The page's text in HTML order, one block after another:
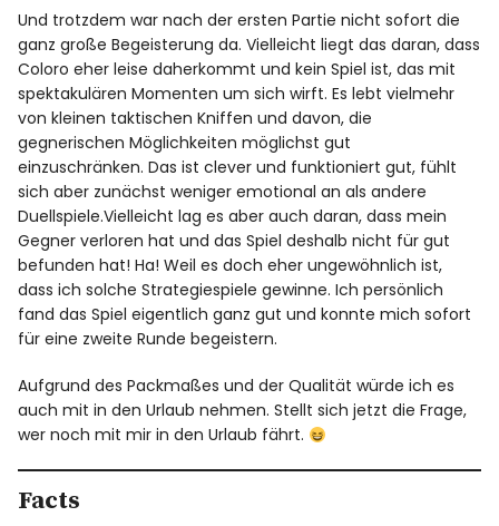
Und trotzdem war nach der ersten Partie nicht sofort die
ganz große Begeisterung da. Vielleicht liegt das daran, dass
Coloro eher leise daherkommt und kein Spiel ist, das mit
spektakulären Momenten um sich wirft. Es lebt vielmehr
von kleinen taktischen Kniffen und davon, die
gegnerischen Möglichkeiten möglichst gut
einzuschränken. Das ist clever und funktioniert gut, fühlt
sich aber zunächst weniger emotional an als andere
Duellspiele.Vielleicht lag es aber auch daran, dass mein
Gegner verloren hat und das Spiel deshalb nicht für gut
befunden hat! Ha! Weil es doch eher ungewöhnlich ist,
dass ich solche Strategiespiele gewinne. Ich persönlich
fand das Spiel eigentlich ganz gut und konnte mich sofort
für eine zweite Runde begeistern.
Aufgrund des Packmaßes und der Qualität würde ich es
auch mit in den Urlaub nehmen. Stellt sich jetzt die Frage,
wer noch mit mir in den Urlaub fährt.
Facts